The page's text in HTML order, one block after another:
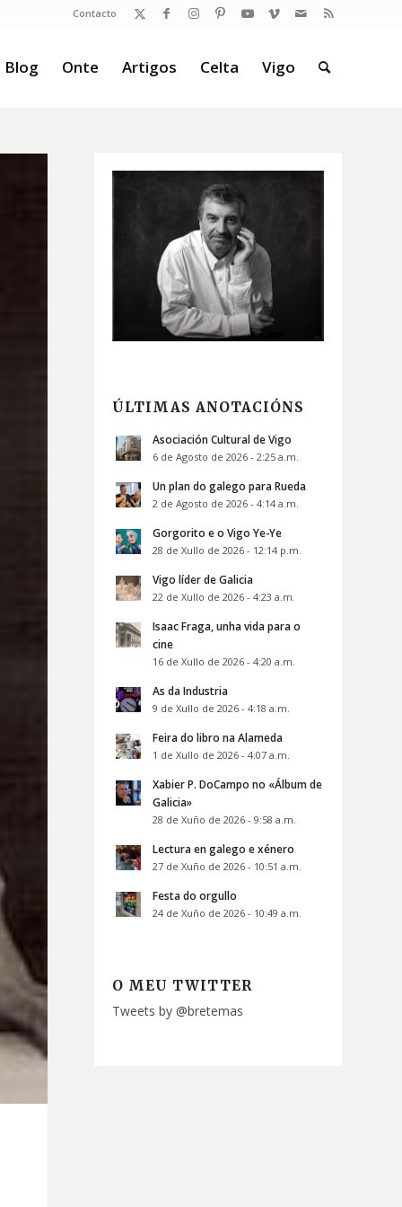
Contacto
Blog Onte Artigos Celta Vigo
ÚLTIMAS ANOTACIÓNS
Asociación Cultural de Vigo
6 de Agosto de 2026 - 2:25 a.m.
Un plan do galego para Rueda
2 de Agosto de 2026 - 4:14 a.m.
Gorgorito e o Vigo Ye-Ye
28 de Xullo de 2026 - 12:14 p.m.
Vigo líder de Galicia
22 de Xullo de 2026 - 4:23 a.m.
Isaac Fraga, unha vida para o
cine
16 de Xullo de 2026 - 4:20 a.m.
As da Industria
9 de Xullo de 2026 - 4:18 a.m.
Feira do libro na Alameda
1 de Xullo de 2026 - 4:07 a.m.
Xabier P. DoCampo no «Álbum de
Galicia»
28 de Xuño de 2026 - 9:58 a.m.
Lectura en galego e xénero
27 de Xuño de 2026 - 10:51 a.m.
Festa do orgullo
24 de Xuño de 2026 - 10:49 a.m.
O MEU TWITTER
Tweets by @bretemas